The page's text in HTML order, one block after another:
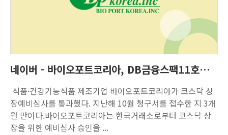
네이버 - 바이오포트코리아, DB금융스팩11호와 합병 상장 승인… 코스닥 입성 본격화
식품·건강기능식품 제조기업 바이오포트코리아가 코스닥 상
장예비심사를 통과했다. 지난해 10월 청구서를 접수한 지 3개
월 만이다.바이오포트코리아는 한국거래소로부터 코스닥 상
장을 위한 예비심사 승인을 ...